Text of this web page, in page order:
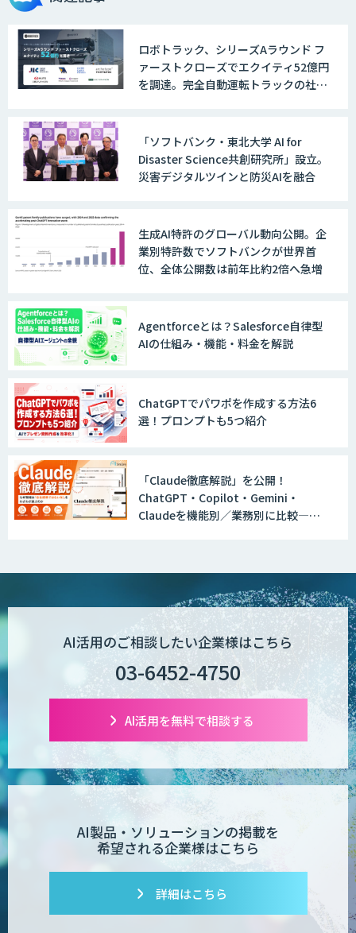
JAPAN AI SALES
JAPAN AI MARKETING
ントが自動処理します 『Knowfa（ノウ
ファ）受注AIエージェント』
MANA Buddy
データ構造化ソリューション「DX-laei」
MµgenGAI
図面生成AI
AI Worker
ス
TIGEREYE AGENT
ロボトラック、シリーズAラウンド フ
ァーストクローズでエクイティ52億円
を調達。完全自動運転トラックの社会
「ソフトバンク・東北大学 AI for
Disaster Science共創研究所」設立。
災害デジタルツインと防災AIを融合
生成AI特許のグローバル動向公開。企
業別特許数でソフトバンクが世界首
位、全体公開数は前年比約2倍へ急増
Agentforceとは？Salesforce自律型
AIの仕組み・機能・料金を解説
ChatGPTでパワポを作成する方法6
選！プロンプトも5つ紹介
「Claude徹底解説」を公開！
ChatGPT・Copilot・Gemini・
Claudeを機能別／業務別に比較―自
AI活用のご相談したい企業様はこちら
03-6452-4750
AI活用を無料で相談する
AI製品・ソリューションの掲載を
希望される企業様はこちら
詳細はこちら